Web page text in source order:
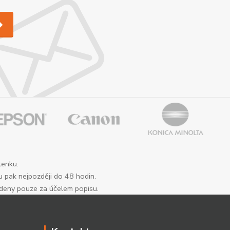
pak nejpozději do 48 hodin.
pouze za účelem popisu.